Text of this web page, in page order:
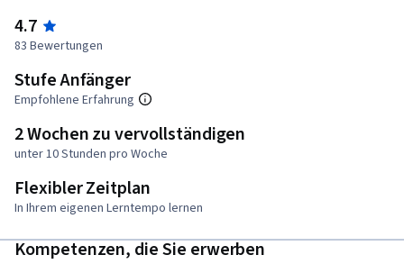
4.7
83 Bewertungen
Stufe Anfänger
Empfohlene Erfahrung
2 Wochen zu vervollständigen
unter 10 Stunden pro Woche
Flexibler Zeitplan
In Ihrem eigenen Lerntempo lernen
Kompetenzen, die Sie erwerben